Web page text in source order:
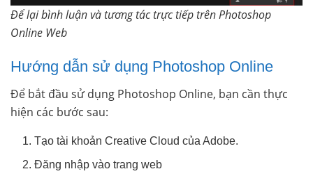
Để lại bình luận và tương tác trực tiếp trên Photoshop
Online Web
Hướng dẫn sử dụng Photoshop Online
Để bắt đầu sử dụng Photoshop Online, bạn cần thực
hiện các bước sau:
Tạo tài khoản Creative Cloud của Adobe.
Đăng nhập vào trang web